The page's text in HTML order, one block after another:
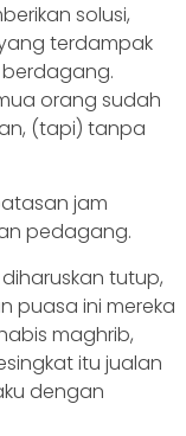
solusi,
terdampak
orang sudah
(tapi) tanpa
jam
pedagang.
diharuskan tutup,
puasa ini mereka
maghrib,
itu jualan
dengan